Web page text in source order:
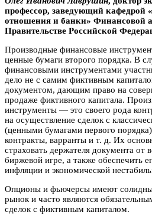
профессор, заведующий кафедрой
отношения и банки» Финансовой
Правительстве Российской
Производные финансовые
ценные бумаги второго порядка. В
финансовыми инструментами
дело не с самим фиктивным
документом, дающим право на
продаже фиктивного капитала.
инструменты — это своего рода
на осуществление сделок с
(ценными бумагами первого
контракты, варранты и т. д. Их
страховать держателя документа от
биржевой игре, а также обеспечить
инфляции и экономической
Опционы и фьючерсы имеют
рынок и часто являются
сделок с фиктивным капиталом.